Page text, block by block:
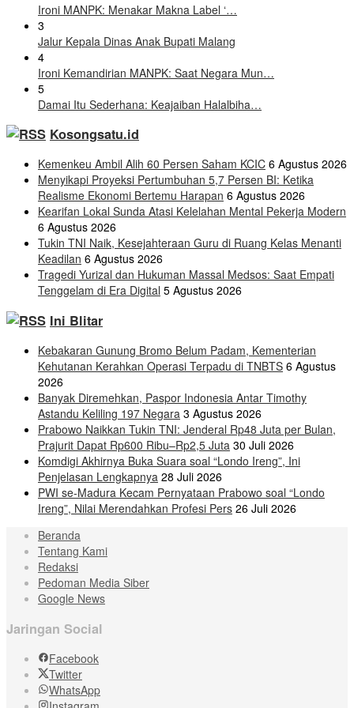
Ironi MANPK: Menakar Makna Label ‘…
3
Jalur Kepala Dinas Anak Bupati Malang
4
Ironi Kemandirian MANPK: Saat Negara Mun…
5
Damai Itu Sederhana: Keajaiban Halalbiha…
Kosongsatu.id
Kemenkeu Ambil Alih 60 Persen Saham KCIC 6 Agustus 2026
Menyikapi Proyeksi Pertumbuhan 5,7 Persen BI: Ketika
Realisme Ekonomi Bertemu Harapan 6 Agustus 2026
Kearifan Lokal Sunda Atasi Kelelahan Mental Pekerja Modern
6 Agustus 2026
Tukin TNI Naik, Kesejahteraan Guru di Ruang Kelas Menanti
Keadilan 6 Agustus 2026
Tragedi Yurizal dan Hukuman Massal Medsos: Saat Empati
Tenggelam di Era Digital 5 Agustus 2026
Ini Blitar
Kebakaran Gunung Bromo Belum Padam, Kementerian
Kehutanan Kerahkan Operasi Terpadu di TNBTS 6 Agustus
2026
Banyak Diremehkan, Paspor Indonesia Antar Timothy
Astandu Keliling 197 Negara 3 Agustus 2026
Prabowo Naikkan Tukin TNI: Jenderal Rp48 Juta per Bulan,
Prajurit Dapat Rp600 Ribu–Rp2,5 Juta 30 Juli 2026
Komdigi Akhirnya Buka Suara soal “Londo Ireng”, Ini
Penjelasan Lengkapnya 28 Juli 2026
PWI se-Madura Kecam Pernyataan Prabowo soal “Londo
Ireng”, Nilai Merendahkan Profesi Pers 26 Juli 2026
Beranda
Tentang Kami
Redaksi
Pedoman Media Siber
Google News
Jaringan Social
Facebook
Twitter
WhatsApp